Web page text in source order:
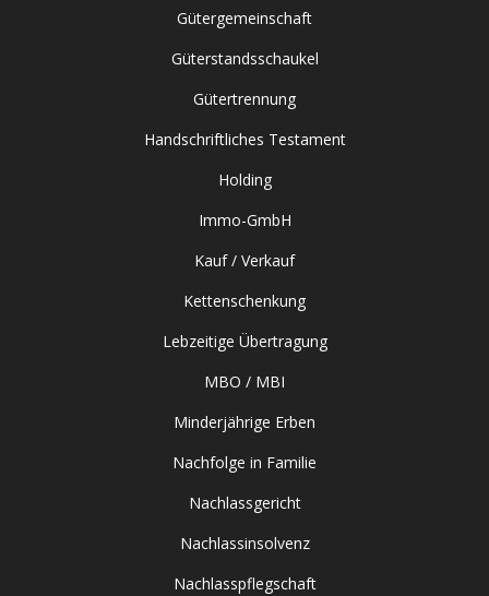
Gütergemeinschaft
Güterstandsschaukel
Gütertrennung
Handschriftliches Testament
Holding
Immo-GmbH
Kauf / Verkauf
Kettenschenkung
Lebzeitige Übertragung
MBO / MBI
Minderjährige Erben
Nachfolge in Familie
Nachlassgericht
Nachlassinsolvenz
Nachlasspflegschaft